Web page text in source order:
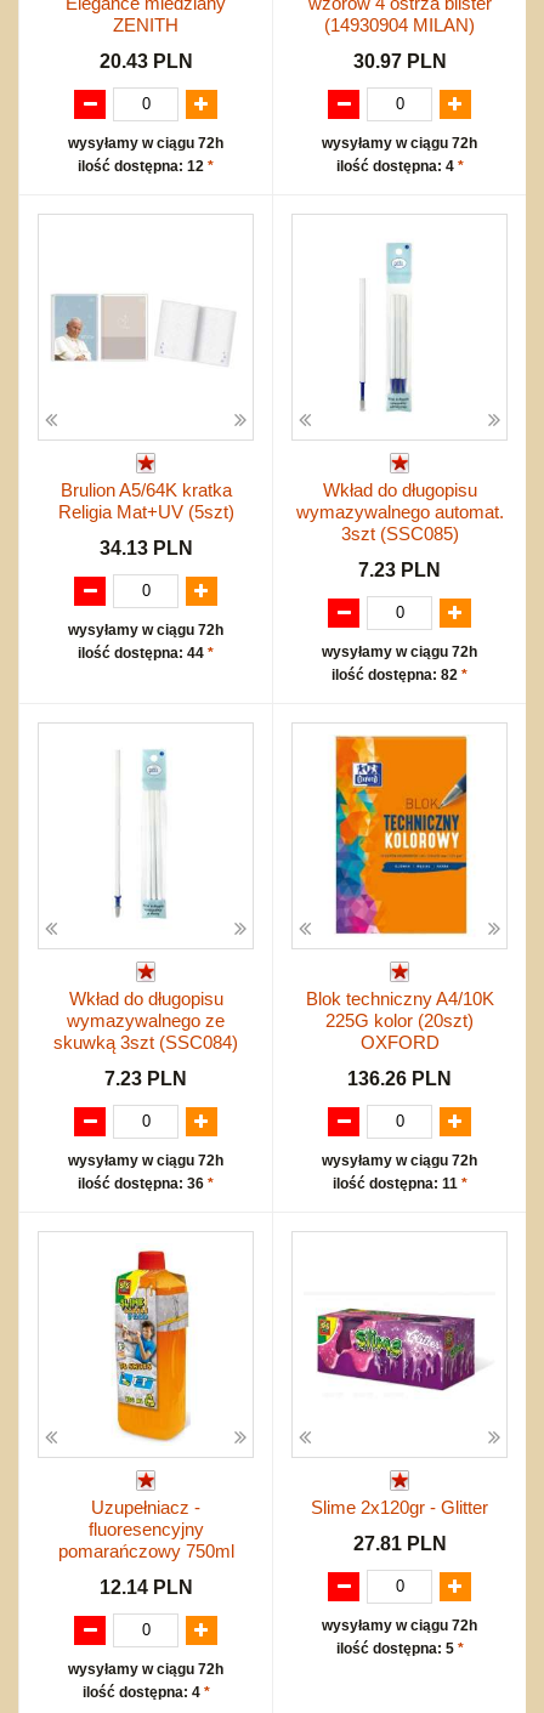
ZENITH
20.43 PLN
wysyłamy w ciągu 72h
ilość dostępna: 12 *
(14930904 MILAN)
30.97 PLN
wysyłamy w ciągu 72h
ilość dostępna: 4 *
Brulion A5/64K kratka
Religia Mat+UV (5szt)
34.13 PLN
wysyłamy w ciągu 72h
ilość dostępna: 44 *
Wkład do długopisu
wymazywalnego automat.
3szt (SSC085)
7.23 PLN
wysyłamy w ciągu 72h
ilość dostępna: 82 *
Wkład do długopisu
wymazywalnego ze
skuwką 3szt (SSC084)
7.23 PLN
wysyłamy w ciągu 72h
ilość dostępna: 36 *
Blok techniczny A4/10K
225G kolor (20szt)
OXFORD
136.26 PLN
wysyłamy w ciągu 72h
ilość dostępna: 11 *
Uzupełniacz -
fluoresencyjny
pomarańczowy 750ml
12.14 PLN
wysyłamy w ciągu 72h
ilość dostępna: 4 *
Slime 2x120gr - Glitter
27.81 PLN
wysyłamy w ciągu 72h
ilość dostępna: 5 *